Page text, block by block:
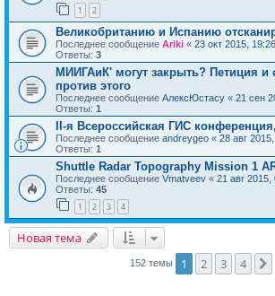
1 2
Великобританию и Испанию
Последнее сообщение Ariki « 23 окт 2015, 19:26
Ответы: 3
МИИГАиК' могут закрыть? Петиция и
против этого
Последнее сообщение АлексЮстасу « 21 сен
Ответы: 1
II-я Всероссийская ГИС
Последнее сообщение andreygeo « 28 авг
Ответы: 1
Shuttle Radar Topography Mission 1
Последнее сообщение Vmatveev « 21 авг 2015,
Ответы: 45
1 2 3 4
Новая тема
152 темы 1 2 3 4